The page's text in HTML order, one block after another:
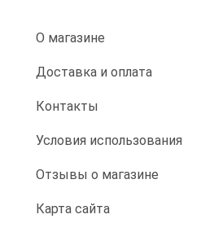
О магазине
Доставка и оплата
Контакты
Условия использования
Отзывы о магазине
Карта сайта